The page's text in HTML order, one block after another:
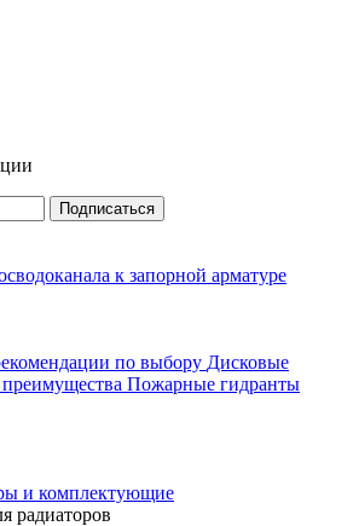
Подписаться
к запорной арматуре
по выбору Дисковые
Пожарные гидранты
и комплектующие
радиаторов